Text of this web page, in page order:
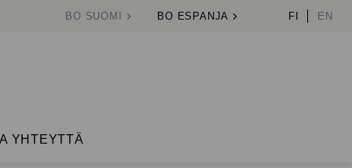
BO SUOMI BO ESPANJA FI EN
YHTEYTTÄ